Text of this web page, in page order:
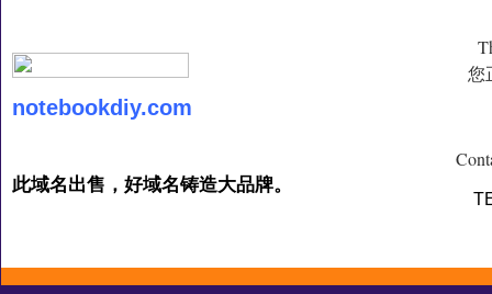
notebookdiy.com
此域名出售，好域名铸造大品牌。
您